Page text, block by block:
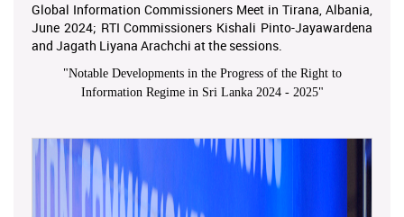
Global Information Commissioners Meet in Tirana, Albania,
June 2024; RTI Commissioners Kishali Pinto-Jayawardena
and Jagath Liyana Arachchi at the sessions.
"Notable Developments in the Progress of the Right to
Information Regime in Sri Lanka 2024 - 2025"